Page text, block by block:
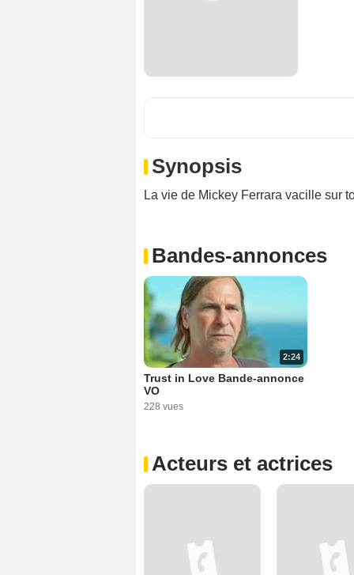
Synopsis
La vie de Mickey Ferrara vacille sur
Bandes-annonces
2:24
Trust in Love Bande-annonce
VO
228 vues
Acteurs et actrices